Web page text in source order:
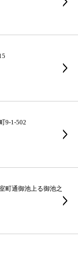
9-1-502
町通御池上る御池之